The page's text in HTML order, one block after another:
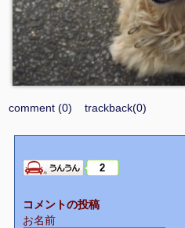
comment (0) trackback(0)
2
コメントの投稿
お名前